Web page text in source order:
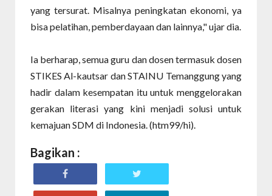
yang tersurat. Misalnya peningkatan ekonomi, ya
bisa pelatihan, pemberdayaan dan lainnya," ujar dia.
Ia berharap, semua guru dan dosen termasuk dosen
STIKES Al-kautsar dan STAINU Temanggung yang
hadir dalam kesempatan itu untuk menggelorakan
gerakan literasi yang kini menjadi solusi untuk
kemajuan SDM di Indonesia. (htm99/hi).
Bagikan :